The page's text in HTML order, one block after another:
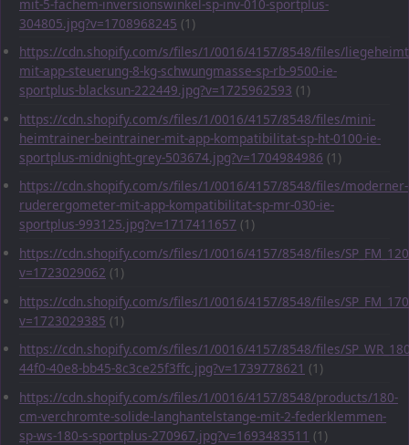
mit-5-fachem-inversionswinkel-sp-inv-010-sportplus-
304805.jpg?v=1708968245 (1)
https://cdn.shopify.com/s/files/1/0016/4157/8548/files/
mit-app-steuerung-8-kg-schwungmasse-sp-rb-9500-ie-
sportplus-blacksun-222449.jpg?v=1725962593 (1)
https://cdn.shopify.com/s/files/1/0016/4157/8548/files/mini-
heimtrainer-beintrainer-mit-app-kompatibilitat-sp-ht-0100-ie-
sportplus-midnight-grey-503674.jpg?v=1704984986 (1)
https://cdn.shopify.com/s/files/1/0016/4157/8548/files/moderner-
ruderergometer-mit-app-kompatibilitat-sp-mr-030-ie-
sportplus-993125.jpg?v=1717411657 (1)
https://cdn.shopify.com/s/files/1/0016/4157/8548/files/
v=1723029062 (1)
https://cdn.shopify.com/s/files/1/0016/4157/8548/files/
v=1723029385 (1)
https://cdn.shopify.com/s/files/1/0016/4157/8548/files/
44f0-40e8-bb45-8c3ce25f3ffc.jpg?v=1739778621 (1)
https://cdn.shopify.com/s/files/1/0016/4157/8548/products/180-
cm-verchromte-solide-langhantelstange-mit-2-federklemmen-
sp-ws-180-s-sportplus-270967.jpg?v=1693483511 (1)